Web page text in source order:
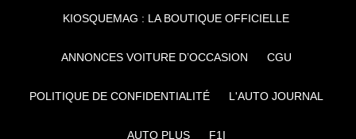
KIOSQUEMAG : LA BOUTIQUE OFFICIELLE
ANNONCES VOITURE D’OCCASION CGU
POLITIQUE DE CONFIDENTIALITÉ L'AUTO JOURNAL
AUTO PLUS F1I